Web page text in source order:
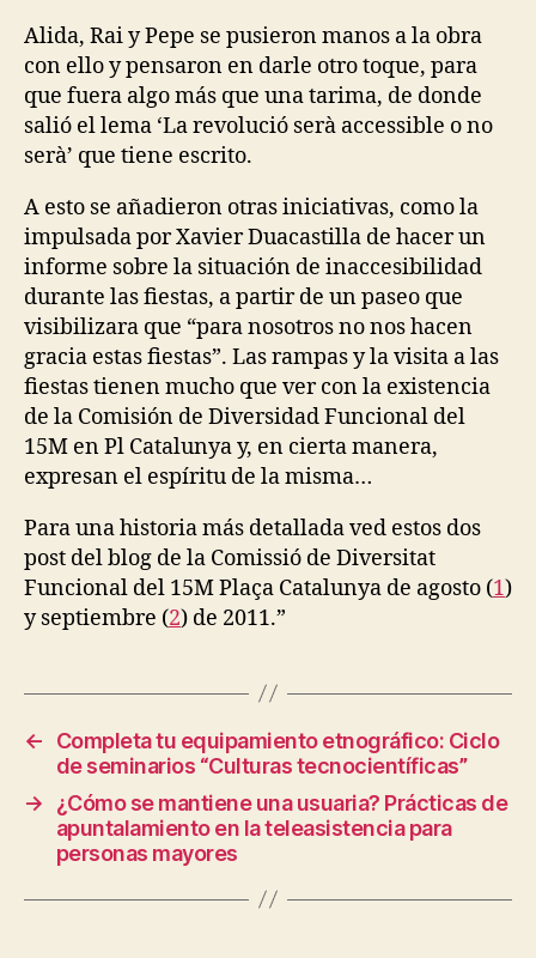
T
R
C
T
R
S
P
B
L
C
A
T
I
O
N
S
V
L
A
T
O
Alida, Rai y Pepe se pusieron manos a la obra
con ello y pensaron en darle otro toque, para
que fuera algo más que una tarima, de donde
salió el lema ‘La revolució serà accessible o no
serà’ que tiene escrito.
A esto se añadieron otras iniciativas, como la
impulsada por Xavier Duacastilla de hacer un
informe sobre la situación de inaccesibilidad
durante las fiestas, a partir de un paseo que
visibilizara que “para nosotros no nos hacen
gracia estas fiestas”. Las rampas y la visita a las
fiestas tienen mucho que ver con la existencia
de la Comisión de Diversidad Funcional del
15M en Pl Catalunya y, en cierta manera,
expresan el espíritu de la misma…
Para una historia más detallada ved estos dos
post del blog de la Comissió de Diversitat
Funcional del 15M Plaça Catalunya de agosto (1)
y septiembre (2) de 2011.”
←
Completa tu equipamiento etnográfico: Ciclo
de seminarios “Culturas tecnocientíficas”
→
¿Cómo se mantiene una usuaria? Prácticas de
apuntalamiento en la teleasistencia para
personas mayores